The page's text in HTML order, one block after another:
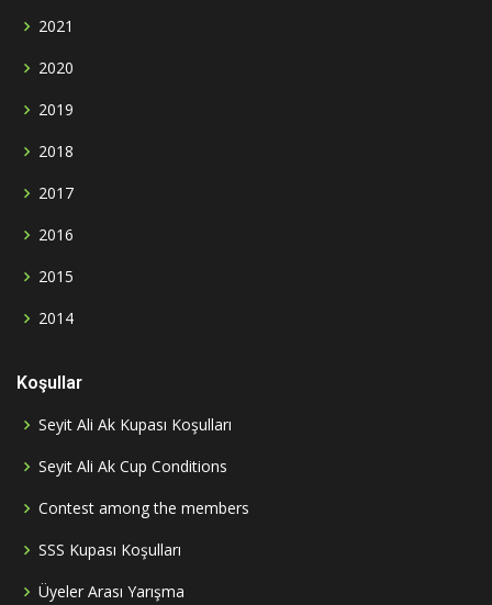
2021
2020
2019
2018
2017
2016
2015
2014
Koşullar
Seyit Ali Ak Kupası Koşulları
Seyit Ali Ak Cup Conditions
Contest among the members
SSS Kupası Koşulları
Üyeler Arası Yarışma